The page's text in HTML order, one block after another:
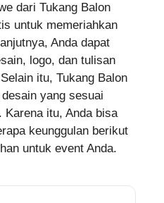
dari Tukang Balon
untuk memeriahkan
Anda dapat
logo, dan tulisan
itu, Tukang Balon
yang sesuai
Karena itu, Anda bisa
keunggulan berikut
untuk event Anda.